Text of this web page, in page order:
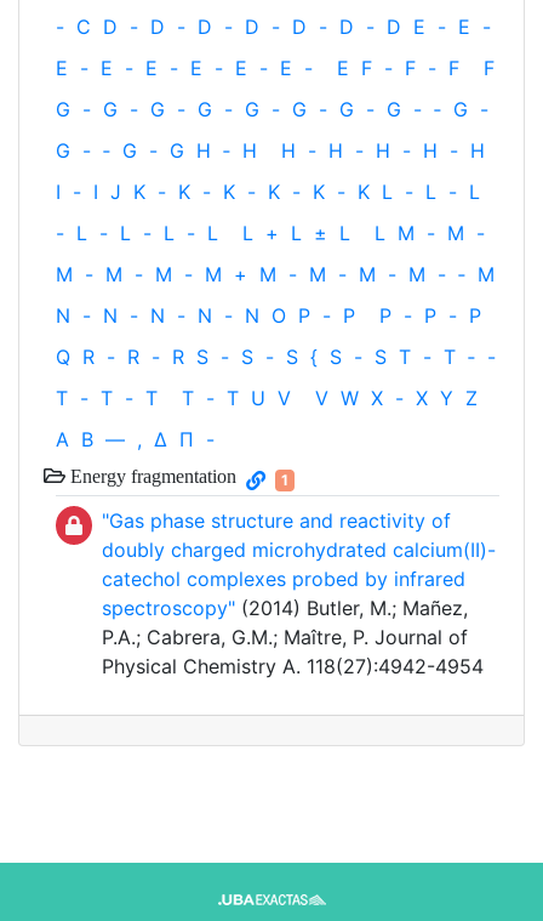
- C D - D - D - D - D - D - D E - E -
E - E - E - E - E - E - E F - F - F
F
G - G - G - G - G - G - G - G - ‐ G -
G - ‐ G - G H ‐ H H - H - H - H - H
I - I J K - K - K - K - K - K L - L - L
- L - L - L - L L + L ± L L M - M -
M - M - M - M + M - M - M - M - ‐ M
N - N - N - N - N O P - P P - P - P
Q R - R - R S - S - S { S - S T - T ‐ -
T - T - T T - T U V V W X - X Y Z
Α Β — , Δ Π -
Energy fragmentation 1
"Gas phase structure and reactivity of
doubly charged microhydrated calcium(II)-
catechol complexes probed by infrared
spectroscopy" (2014) Butler, M.; Mañez,
P.A.; Cabrera, G.M.; Maître, P. Journal of
Physical Chemistry A. 118(27):4942-4954